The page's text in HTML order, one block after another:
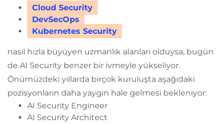
Cloud Security
DevSecOps
Kubernetes Security
nasıl hızla büyüyen uzmanlık alanları olduysa, bugün
de AI Security benzer bir ivmeyle yükseliyor.
Önümüzdeki yıllarda birçok kuruluşta aşağıdaki
pozisyonların daha yaygın hale gelmesi bekleniyor:
AI Security Engineer
AI Security Architect